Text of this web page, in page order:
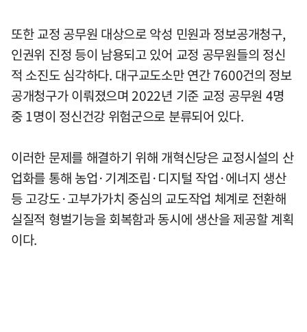
또한 교정 공무원 대상으로 악성 민원과 정보공개청구,
인권위 진정 등이 남용되고 있어 교정 공무원들의 정신
적 소진도 심각하다. 대구교도소만 연간 7600건의 정보
공개청구가 이뤄졌으며 2022년 기준 교정 공무원 4명
중 1명이 정신건강 위험군으로 분류되어 있다.
이러한 문제를 해결하기 위해 개혁신당은 교정시설의 산
업화를 통해 농업·기계조립·디지털 작업·에너지 생산
등 고강도·고부가가치 중심의 교도작업 체계로 전환해
실질적 형벌기능을 회복함과 동시에 생산을 제공할 계획
이다.